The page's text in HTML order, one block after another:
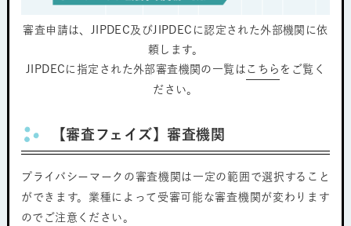
審査申請は、JIPDEC及びJIPDECに認定された外部機関に依
頼します。
JIPDECに指定された外部審査機関の一覧は こちら をご覧く
ださい。
【審査フェイズ】審査機関
プライバシーマークの審査機関は一定の範囲で選択すること
ができます。業種によって受審可能な審査機関が変わります
のでご注意ください。